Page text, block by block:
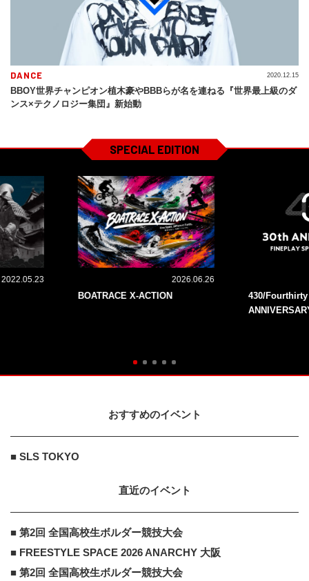
DANCE
BBOY世界チャンピオン植木豪やBBBらが名を連ねる『世界最上級のダ
ンス×テクノロジー集団』新始動
2020.12.15
SPECIAL EDITION
2022.05.23 2026.06.26
BOATRACE X-ACTION
430/
おすすめのイベント
■ SLS TOKYO
直近のイベント
■ 第2回 全国高校生ボルダー競技大会
■ FREESTYLE SPACE 2026 ANARCHY 大阪
■ 第2回 全国高校生ボルダー競技大会